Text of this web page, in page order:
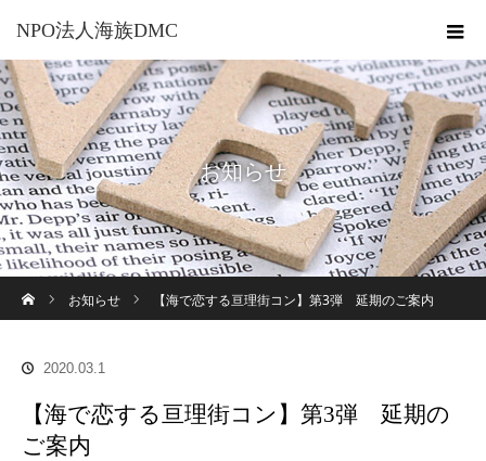
NPO法人海族DMC
お知らせ
お知らせ
【海で恋する亘理街コン】第3弾 延期のご案内
2020.03.1
【海で恋する亘理街コン】第3弾 延期の
ご案内